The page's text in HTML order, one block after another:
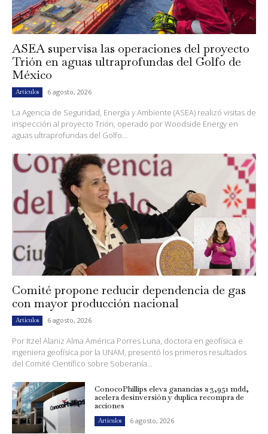
ASEA supervisa las operaciones del proyecto
Trión en aguas ultraprofundas del Golfo de
México
Artículos 6 agosto, 2026
La Agencia de Seguridad, Energía y Ambiente (ASEA) realizó visitas de
inspección al proyecto Trión, operado por Woodside Energy en
aguas ultraprofundas del Golfo...
Comité propone reducir dependencia de gas
con mayor producción nacional
Artículos 6 agosto, 2026
Por Itzel Alaniz Alma América Porres Luna, doctora en geofísica e
ingeniera geofísica por la UNAM, presentó los primeros resultados
del Comité Científico sobre Soberanía...
ConocoPhillips eleva ganancias a 3,951 mdd,
acelera desinversión y duplica recompra de
acciones
Artículos 6 agosto, 2026